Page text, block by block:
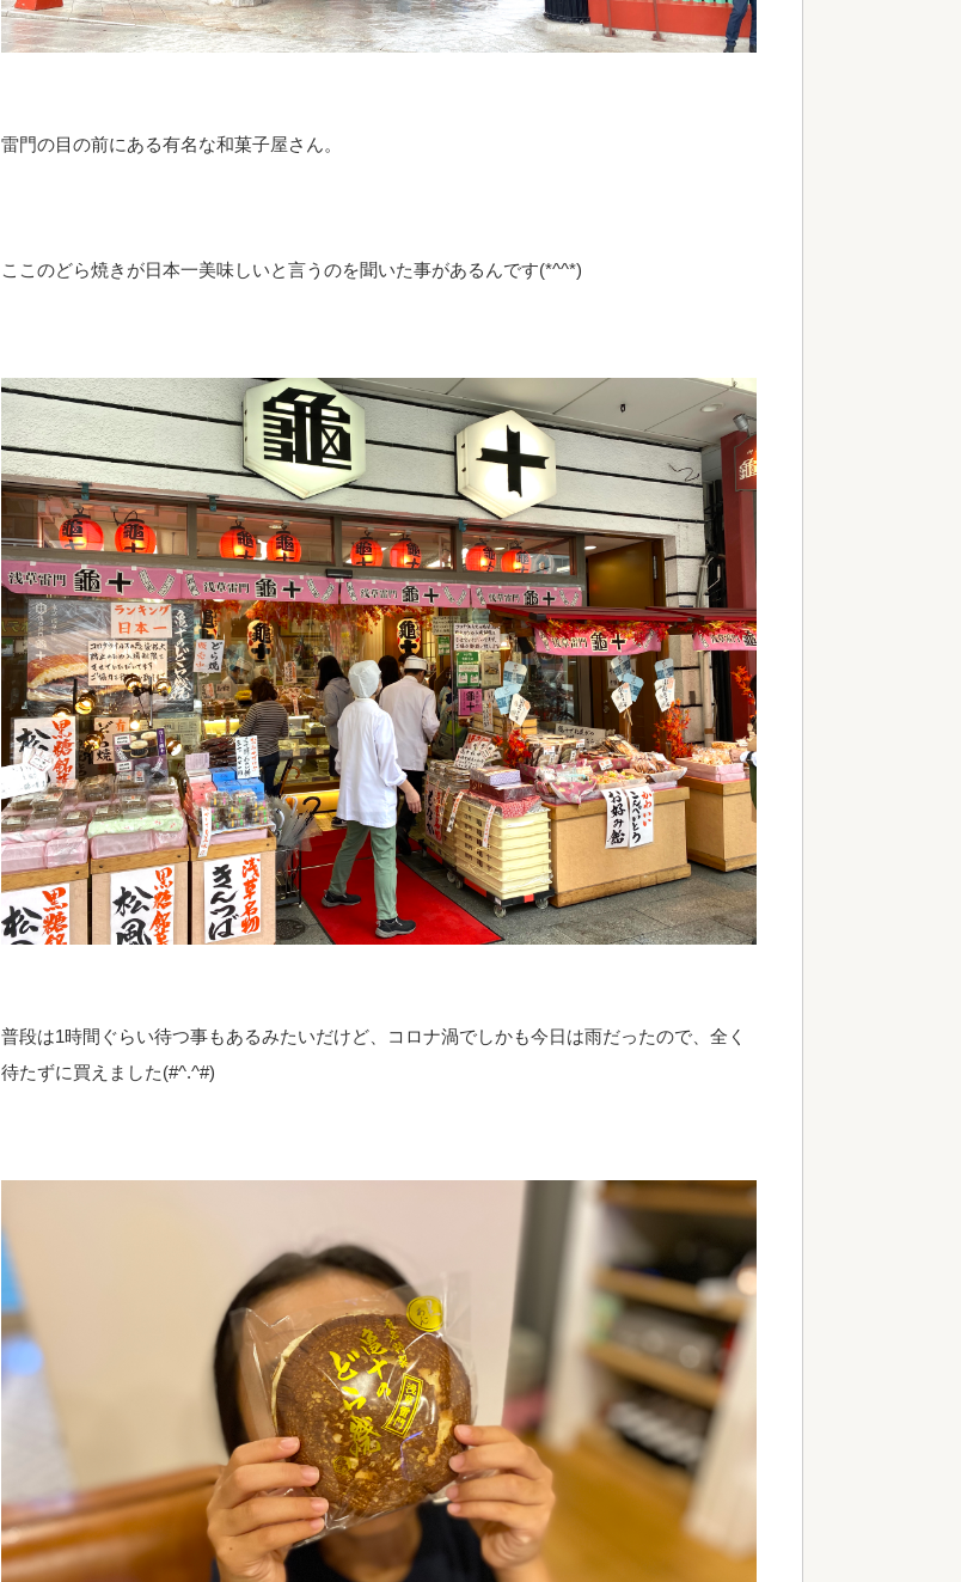
雷門の目の前にある有名な和菓子屋さん。
ここのどら焼きが日本一美味しいと言うのを聞いた事があるんです(*^^*)
普段は1時間ぐらい待つ事もあるみたいだけど、コロナ渦でしかも今日は雨だったので、全く
待たずに買えました(#^.^#)